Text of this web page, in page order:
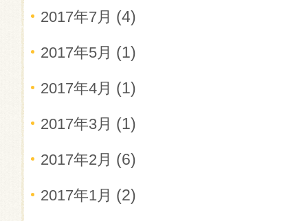
2017年7月 (4)
2017年5月 (1)
2017年4月 (1)
2017年3月 (1)
2017年2月 (6)
2017年1月 (2)